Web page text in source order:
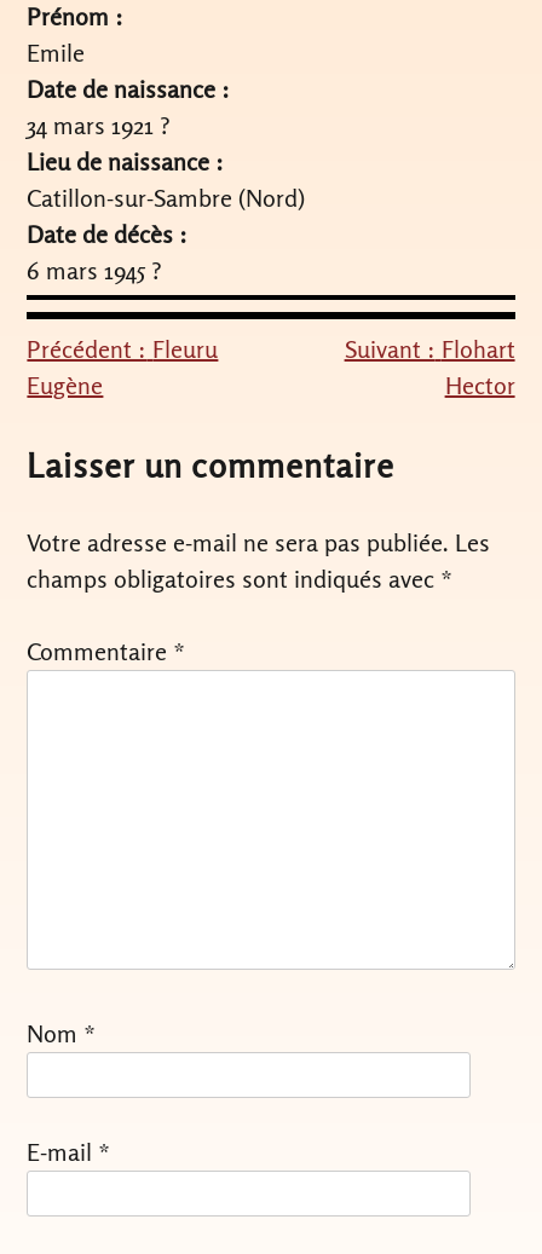
Prénom :
Emile
Date de naissance :
34 mars 1921 ?
Lieu de naissance :
Catillon-sur-Sambre (Nord)
Date de décès :
6 mars 1945 ?
Navigation
de
l’article
Précédent : Fleuru
Eugène
Suivant : Flohart
Hector
Laisser un commentaire
Votre adresse e-mail ne sera pas publiée. Les
champs obligatoires sont indiqués avec *
Commentaire *
Nom *
E-mail *